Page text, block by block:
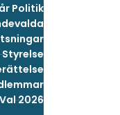
Politik
Styrelse
Val 2026